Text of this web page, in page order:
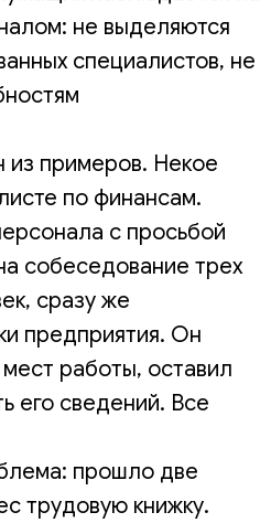
не выделяются
специалистов, не
из примеров. Некое
по финансам.
с просьбой
собеседование трех
сразу же
предприятия. Он
работы, оставил
его сведений. Все
прошло две
трудовую книжку.